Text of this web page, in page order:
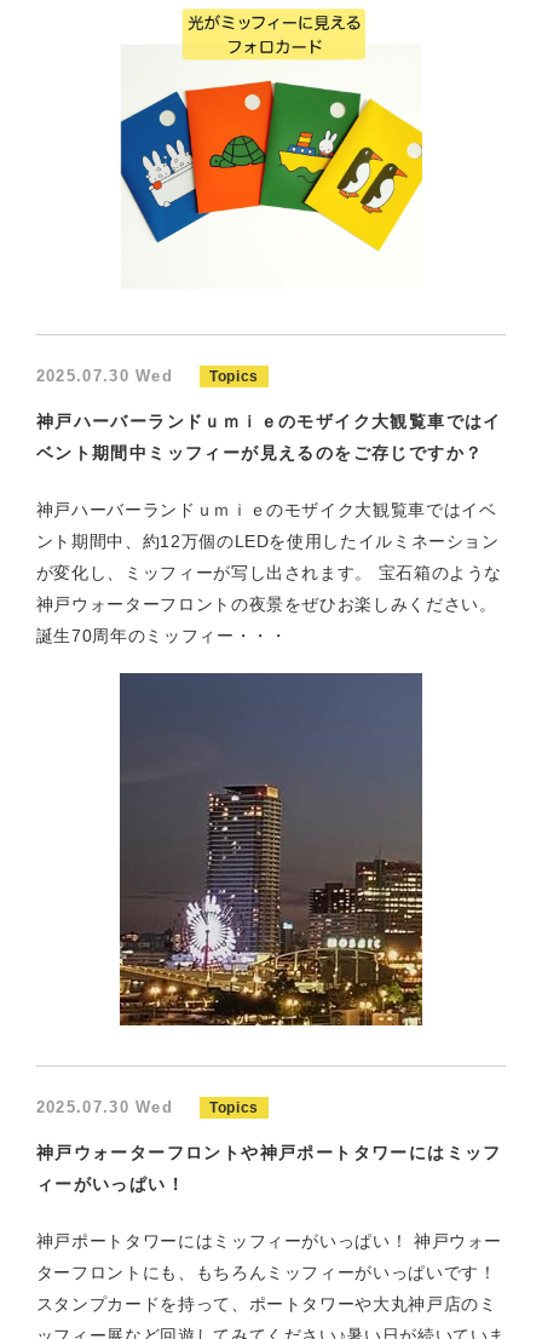
2025.07.30 Wed Topics
神戸ハーバーランドｕｍｉｅのモザイク大観覧車ではイ
ベント期間中ミッフィーが見えるのをご存じですか？
神戸ハーバーランドｕｍｉｅのモザイク大観覧車ではイベ
ント期間中、約12万個のLEDを使用したイルミネーション
が変化し、ミッフィーが写し出されます。 宝石箱のような
神戸ウォーターフロントの夜景をぜひお楽しみください。
誕生70周年のミッフィー・・・
2025.07.30 Wed Topics
神戸ウォーターフロントや神戸ポートタワーにはミッフ
ィーがいっぱい！
神戸ポートタワーにはミッフィーがいっぱい！ 神戸ウォー
ターフロントにも、もちろんミッフィーがいっぱいです！
スタンプカードを持って、ポートタワーや大丸神戸店のミ
ッフィー展など回遊してみてください♪暑い日が続いていま